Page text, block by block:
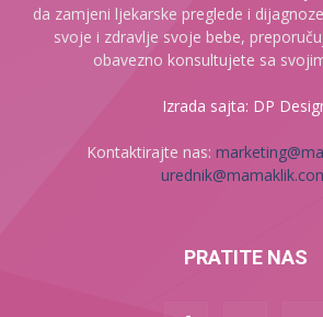
da zamjeni ljekarske preglede i
svoje i zdravlje svoje bebe,
obavezno konsultujete sa
Izrada sajta: DP
Kontaktirajte nas:
PRATITE NAS